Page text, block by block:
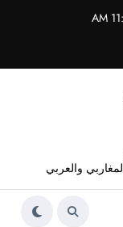
والعربي